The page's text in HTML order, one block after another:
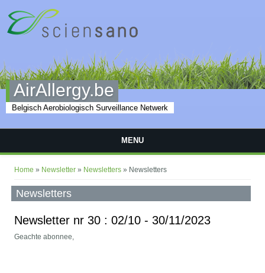
AirAllergy.be
Belgisch Aerobiologisch Surveillance Netwerk
MENU
U bent hier
Home » Newsletter » Newsletters » Newsletters
Newsletters
Newsletter nr 30 : 02/10 - 30/11/2023
Geachte abonnee,